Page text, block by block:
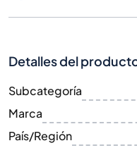
Detalles del
Subcategoría
Marca
País/Región